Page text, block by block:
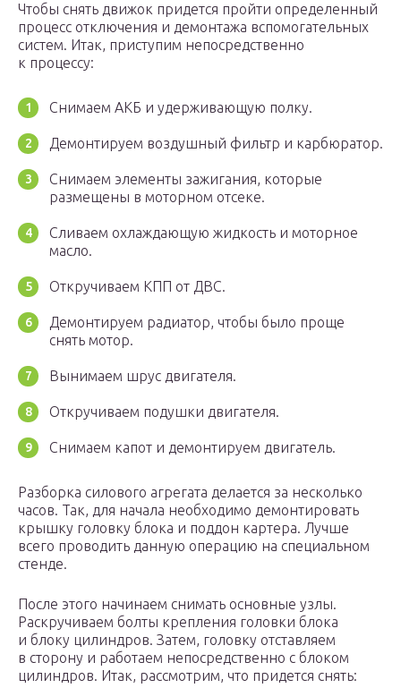
Чтобы снять движок придется пройти определенный
процесс отключения и демонтажа вспомогательных
систем. Итак, приступим непосредственно
к процессу:
Снимаем АКБ и удерживающую полку.
Демонтируем воздушный фильтр и карбюратор.
Снимаем элементы зажигания, которые
размещены в моторном отсеке.
Сливаем охлаждающую жидкость и моторное
масло.
Откручиваем КПП от ДВС.
Демонтируем радиатор, чтобы было проще
снять мотор.
Вынимаем шрус двигателя.
Откручиваем подушки двигателя.
Снимаем капот и демонтируем двигатель.
Разборка силового агрегата делается за несколько
часов. Так, для начала необходимо демонтировать
крышку головку блока и поддон картера. Лучше
всего проводить данную операцию на специальном
стенде.
После этого начинаем снимать основные узлы.
Раскручиваем болты крепления головки блока
и блоку цилиндров. Затем, головку отставляем
в сторону и работаем непосредственно с блоком
цилиндров. Итак, рассмотрим, что придется снять: